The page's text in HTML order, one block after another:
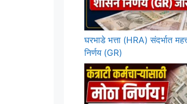
घरभाडे भत्ता (HRA) संदर्भात
निर्णय (GR)